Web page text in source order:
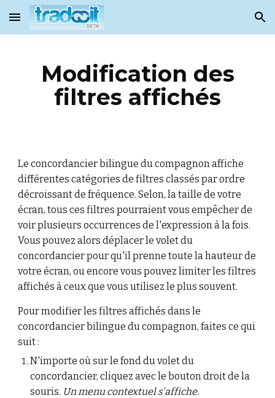
Skip to main content Skip to navigation
Modification des
filtres affichés
Le concordancier bilingue du compagnon affiche
différentes catégories de filtres classés par ordre
décroissant de fréquence. Selon, la taille de votre
écran, tous ces filtres pourraient vous empêcher de
voir plusieurs occurrences de l'expression à la fois.
Vous pouvez alors déplacer le volet du
concordancier pour qu'il prenne toute la hauteur de
votre écran, ou encore vous pouvez limiter les filtres
affichés à ceux que vous utilisez le plus souvent.
Pour modifier les filtres affichés dans le
concordancier bilingue du compagnon, faites ce qui
suit :
N'importe où sur le fond du volet du
concordancier, cliquez avec le bouton droit de la
souris. Un menu contextuel s'affiche.